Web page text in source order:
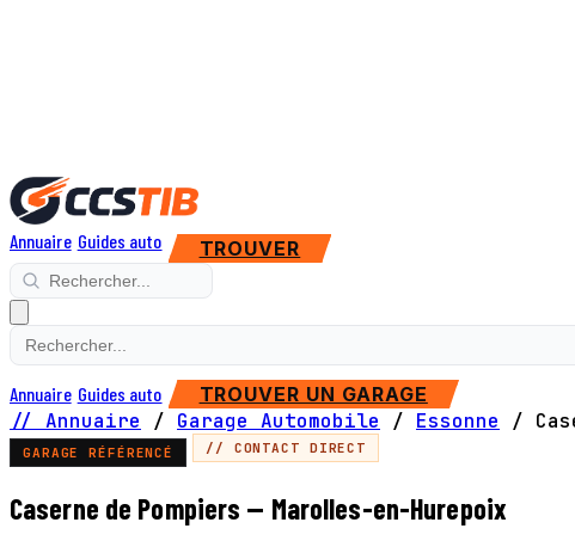
Annuaire Guides auto TROUVER
Annuaire Guides auto TROUVER UN GARAGE
// Annuaire / Garage Automobile / Essonne /
GARAGE RÉFÉRENCÉ // CONTACT DIRECT
Caserne de Pompiers — Marolles-en-Hurepoix